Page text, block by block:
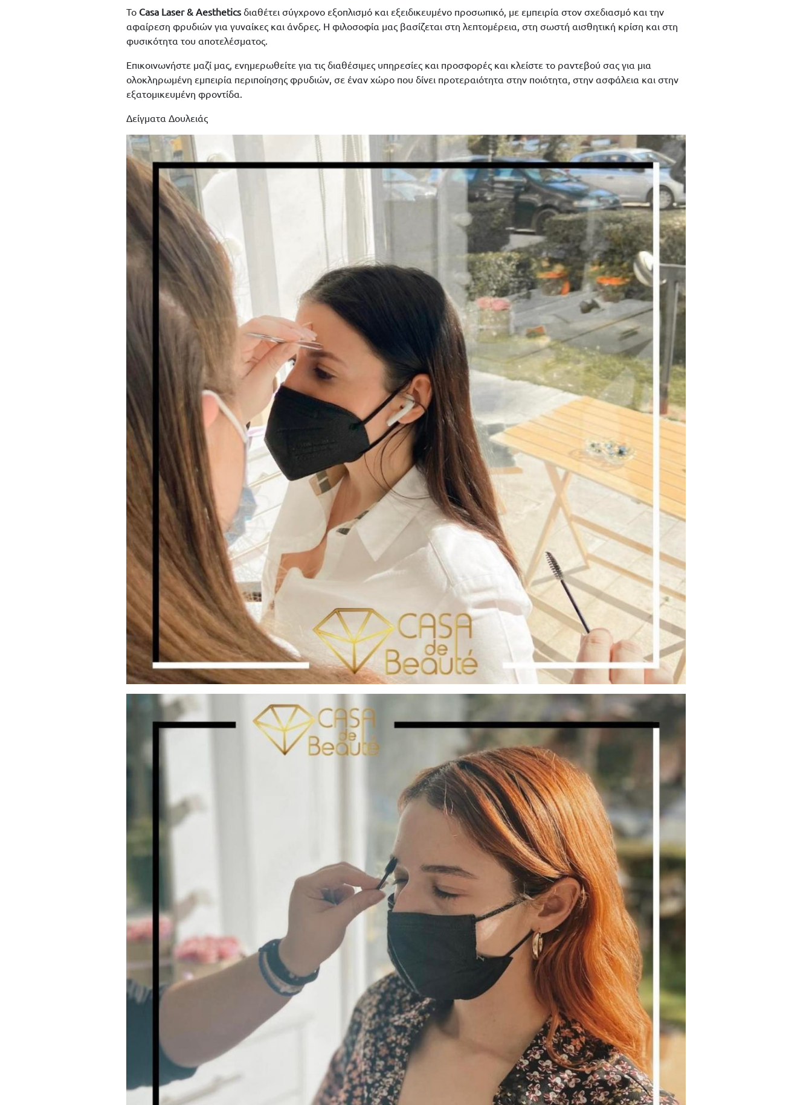
Το Casa Laser & Aesthetics διαθέτει σύγχρονο εξοπλισμό και εξειδικευμένο προσωπικό, με εμπειρία στον σχεδιασμό και την
αφαίρεση φρυδιών για γυναίκες και άνδρες. Η φιλοσοφία μας βασίζεται στη λεπτομέρεια, στη σωστή αισθητική κρίση και στη
φυσικότητα του αποτελέσματος.
Επικοινωνήστε μαζί μας, ενημερωθείτε για τις διαθέσιμες υπηρεσίες και προσφορές και κλείστε το ραντεβού σας για μια
ολοκληρωμένη εμπειρία περιποίησης φρυδιών, σε έναν χώρο που δίνει προτεραιότητα στην ποιότητα, στην ασφάλεια και στην
εξατομικευμένη φροντίδα.
Δείγματα Δουλειάς